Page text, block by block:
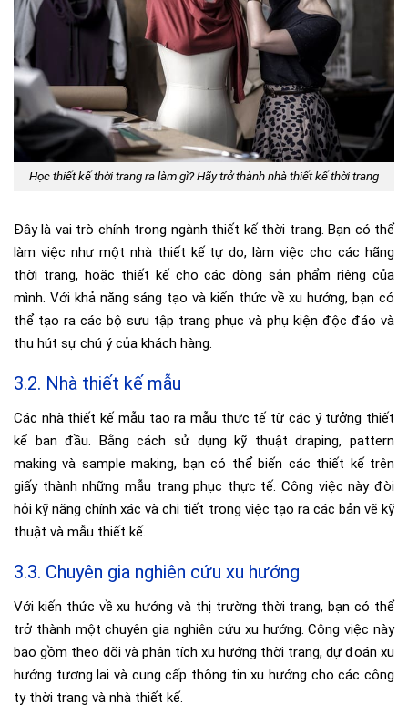
Học thiết kế thời trang ra làm gì? Hãy trở thành nhà thiết kế thời trang
Đây là vai trò chính trong ngành thiết kế thời trang. Bạn có thể
làm việc như một nhà thiết kế tự do, làm việc cho các hãng
thời trang, hoặc thiết kế cho các dòng sản phẩm riêng của
mình. Với khả năng sáng tạo và kiến thức về xu hướng, bạn có
thể tạo ra các bộ sưu tập trang phục và phụ kiện độc đáo và
thu hút sự chú ý của khách hàng.
3.2. Nhà thiết kế mẫu
Các nhà thiết kế mẫu tạo ra mẫu thực tế từ các ý tưởng thiết
kế ban đầu. Bằng cách sử dụng kỹ thuật draping, pattern
making và sample making, bạn có thể biến các thiết kế trên
giấy thành những mẫu trang phục thực tế. Công việc này đòi
hỏi kỹ năng chính xác và chi tiết trong việc tạo ra các bản vẽ kỹ
thuật và mẫu thiết kế.
3.3. Chuyên gia nghiên cứu xu hướng
Với kiến thức về xu hướng và thị trường thời trang, bạn có thể
trở thành một chuyên gia nghiên cứu xu hướng. Công việc này
bao gồm theo dõi và phân tích xu hướng thời trang, dự đoán xu
hướng tương lai và cung cấp thông tin xu hướng cho các công
ty thời trang và nhà thiết kế.